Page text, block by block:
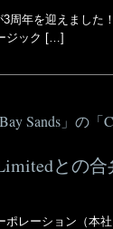
3周年を迎えました
ジック […]
Sands」の「
との
レーション（本社